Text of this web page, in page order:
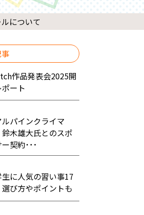
について
作品発表会2025開
ート
ルパインクライマ
鈴木雄大氏とのスポ
契約･･･
生に人気の習い事17
び方やポイントも